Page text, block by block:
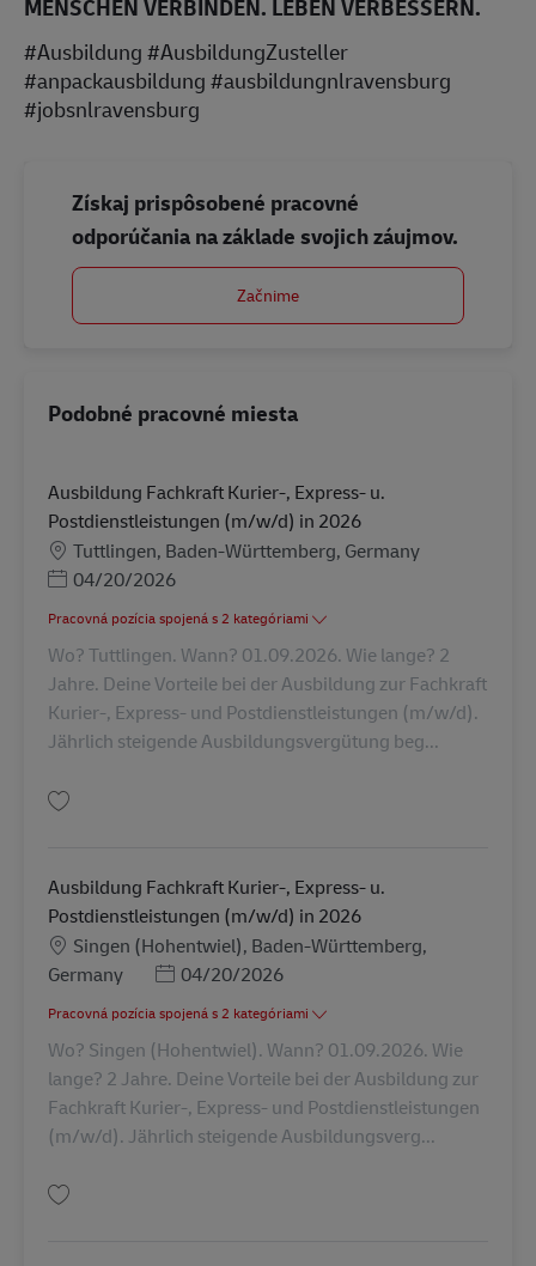
MENSCHEN VERBINDEN. LEBEN VERBESSERN.
#Ausbildung #AusbildungZusteller
#anpackausbildung #ausbildungnlravensburg
#jobsnlravensburg
Získaj prispôsobené pracovné
odporúčania na základe svojich záujmov.
Začnime
Podobné pracovné miesta
Ausbildung Fachkraft Kurier-, Express- u.
Postdienstleistungen (m/w/d) in 2026
Miesto
Tuttlingen, Baden-Württemberg, Germany
Posted Date
04/20/2026
Pracovná pozícia spojená s 2 kategóriami
Wo? Tuttlingen. Wann? 01.09.2026. Wie lange? 2
Jahre. Deine Vorteile bei der Ausbildung zur Fachkraft
Kurier-, Express- und Postdienstleistungen (m/w/d).
Jährlich steigende Ausbildungsvergütung beg...
Ausbildung Fachkraft Kurier-, Express- u.
Postdienstleistungen (m/w/d) in 2026
MiestoSingen (Hohentwiel), Baden-Württemberg,
Germany
Posted Date
04/20/2026
Pracovná pozícia spojená s 2 kategóriami
Wo? Singen (Hohentwiel). Wann? 01.09.2026. Wie
lange? 2 Jahre. Deine Vorteile bei der Ausbildung zur
Fachkraft Kurier-, Express- und Postdienstleistungen
(m/w/d). Jährlich steigende Ausbildungsverg...